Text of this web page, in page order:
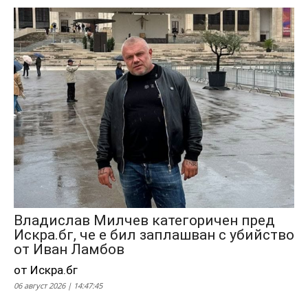
Владислав Милчев категоричен пред
Искра.бг, че е бил заплашван с убийство
от Иван Ламбов
от Искра.бг
06 август 2026 | 14:47:45